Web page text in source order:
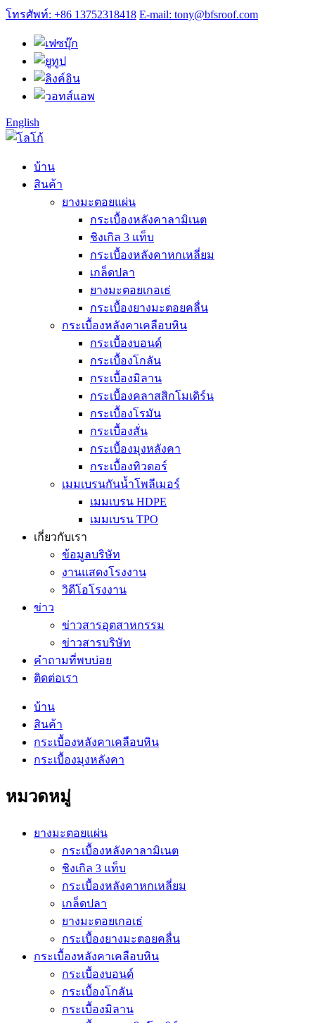
โทรศัพท์: +86 13752318418 E-mail: tony@bfsroof.com
English
บ้าน
สินค้า
ยางมะตอยแผ่น
กระเบื้องหลังคาลามิเนต
ชิงเกิล 3 แท็บ
กระเบื้องหลังคาหกเหลี่ยม
เกล็ดปลา
ยางมะตอยเกอเธ่
กระเบื้องยางมะตอยคลื่น
กระเบื้องหลังคาเคลือบหิน
กระเบื้องบอนด์
กระเบื้องโกลัน
กระเบื้องมิลาน
กระเบื้องคลาสสิกโมเดิร์น
กระเบื้องโรมัน
กระเบื้องสั่น
กระเบื้องมุงหลังคา
กระเบื้องทิวดอร์
เมมเบรนกันน้ำโพลีเมอร์
เมมเบรน HDPE
เมมเบรน TPO
เกี่ยวกับเรา
ข้อมูลบริษัท
งานแสดงโรงงาน
วิดีโอโรงงาน
ข่าว
ข่าวสารอุตสาหกรรม
ข่าวสารบริษัท
คำถามที่พบบ่อย
ติดต่อเรา
บ้าน
สินค้า
กระเบื้องหลังคาเคลือบหิน
กระเบื้องมุงหลังคา
หมวดหมู่
ยางมะตอยแผ่น
กระเบื้องหลังคาลามิเนต
ชิงเกิล 3 แท็บ
กระเบื้องหลังคาหกเหลี่ยม
เกล็ดปลา
ยางมะตอยเกอเธ่
กระเบื้องยางมะตอยคลื่น
กระเบื้องหลังคาเคลือบหิน
กระเบื้องบอนด์
กระเบื้องโกลัน
กระเบื้องมิลาน